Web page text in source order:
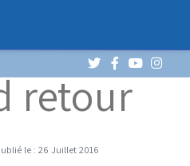
retour
le : 26 Juillet 2016